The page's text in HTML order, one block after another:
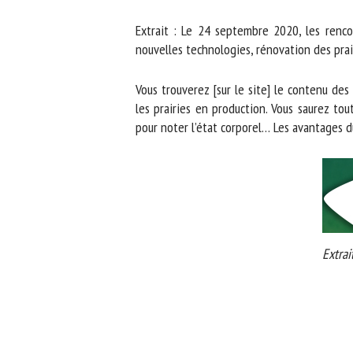
Extrait : Le 24 septembre 2020, les
nouvelles technologies, rénovation des
Vous trouverez [sur le site] le contenu
les prairies en production. Vous saurez
pour noter l’état corporel… Les avantages
*